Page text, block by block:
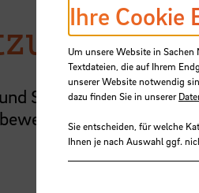
Selbstzweifel
Ihre Cookie
Um unsere Website in
Textdateien, die auf Ihrem
unserer Website notwendig
dazu finden Sie in unserer
Sie entscheiden, für welche
Ihnen je nach Auswahl ggf.